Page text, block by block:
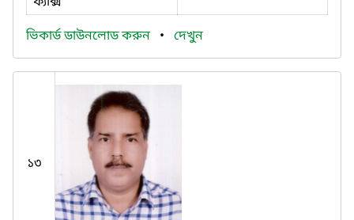
ভিকার্ড ডাউনলোড করুন • দেখুন
১৩